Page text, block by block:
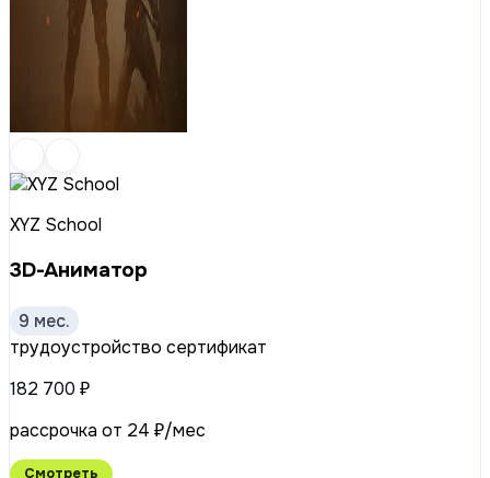
XYZ School
3D-Аниматор
9 мес.
трудоустройство сертификат
182 700 ₽
рассрочка от 24 ₽/мес
Смотреть